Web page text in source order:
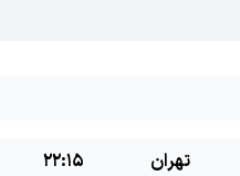
تهران 22:15